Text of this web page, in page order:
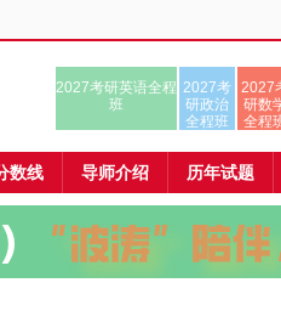
2027考研英语全程
班
2027考
研政治
全程班
2027
研数
全程
数线 导师介绍 历年试题